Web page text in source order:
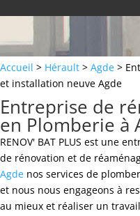
Accueil > Hérault > Agde >
et installation neuve Agde
Entreprise de
en Plomberie à
RENOV' BAT PLUS est une
de rénovation et de
Agde nos services de
et nous nous engageons à
au mieux et réaliser un